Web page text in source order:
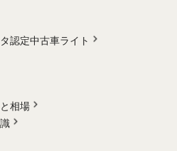
タ認定中古車ライト
相場